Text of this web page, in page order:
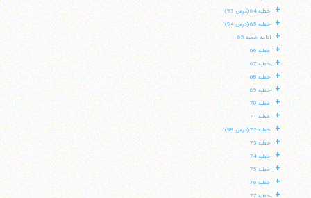
+ خطبه 64 (درس 93)
+ خطبه 65 (درس 94)
+ ادامه خطبه 65
+ خطبه 66
+ خطبه 67
+ خطبه 68
+ خطبه 69
+ خطبه 70
+ خطبه 71
+ خطبه 72 (درس 98)
+ خطبه 73
+ خطبه 74
+ خطبه 75
+ خطبه 76
+ خطبه 77